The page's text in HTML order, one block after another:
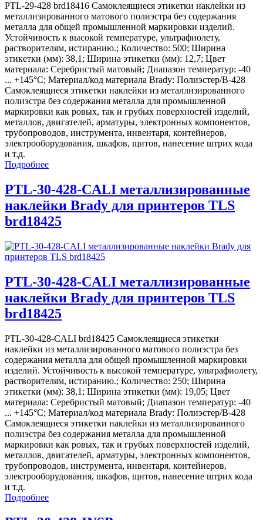
PTL-29-428 brd18416 Самоклеящиеся этикетки наклейки из
металлизированного матового полиэстра без содержания
металла для общей промышленной маркировки изделий.
Устойчивость к высокой температуре, ультрафиолету,
растворителям, истиранию.; Количество: 500; Ширина
этикетки (мм): 38,1; Ширина этикетки (мм): 12,7; Цвет
материала: Серебристый матовый; Диапазон температур: -40
... +145°С; Материал/код материала Brady: Полиэстер/В-428
Самоклеящиеся этикетки наклейки из металлизированного
полиэстра без содержания металла для промышленной
маркировки как ровых, так и грубых поверхностей изделий,
металлов, двигателей, арматуры, электронных компонентов,
трубопроводов, инструмента, инвентаря, контейнеров,
электрооборудования, шкафов, щитов, нанесение штрих кода
и т.д.
Подробнее
PTL-30-428-CALI металлизированные
наклейки Brady для принтеров TLS
brd18425
PTL-30-428-CALI металлизированные
наклейки Brady для принтеров TLS
brd18425
PTL-30-428-CALI brd18425 Самоклеящиеся этикетки
наклейки из металлизированного матового полиэстра без
содержания металла для общей промышленной маркировки
изделий. Устойчивость к высокой температуре, ультрафиолету,
растворителям, истиранию.; Количество: 250; Ширина
этикетки (мм): 38,1; Ширина этикетки (мм): 19,05; Цвет
материала: Серебристый матовый; Диапазон температур: -40
... +145°С; Материал/код материала Brady: Полиэстер/В-428
Самоклеящиеся этикетки наклейки из металлизированного
полиэстра без содержания металла для промышленной
маркировки как ровых, так и грубых поверхностей изделий,
металлов, двигателей, арматуры, электронных компонентов,
трубопроводов, инструмента, инвентаря, контейнеров,
электрооборудования, шкафов, щитов, нанесение штрих кода
и т.д.
Подробнее